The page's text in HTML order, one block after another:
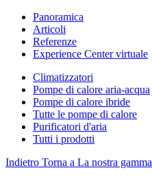
Panoramica
Articoli
Referenze
Experience Center virtuale
Climatizzatori
Pompe di calore aria-acqua
Pompe di calore ibride
Tutte le pompe di calore
Purificatori d'aria
Tutti i prodotti
Indietro Torna a La nostra gamma